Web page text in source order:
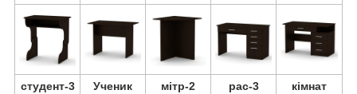
студент-3
Ученик
мітр-2
pac-3
кімнат